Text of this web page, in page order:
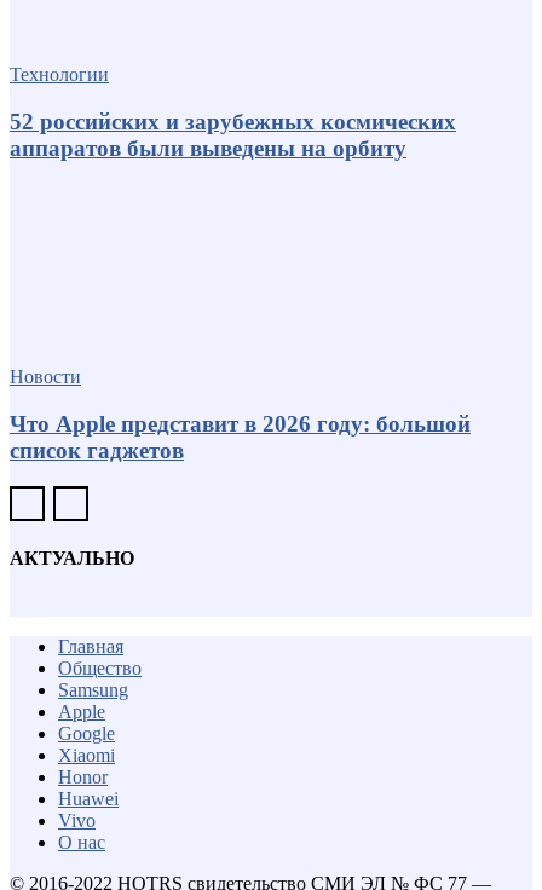
Технологии
52 российских и зарубежных космических
аппаратов были выведены на орбиту
Новости
Что Apple представит в 2026 году: большой
список гаджетов
АКТУАЛЬНО
Главная
Общество
Samsung
Apple
Google
Xiaomi
Honor
Huawei
Vivo
О нас
© 2016-2022 HOTRS свидетельство СМИ ЭЛ № ФС 77 —